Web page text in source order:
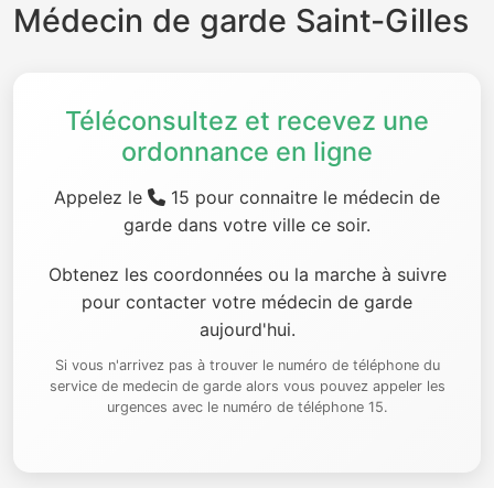
Médecin de garde Saint-Gilles
Téléconsultez et recevez une
ordonnance en ligne
Appelez le
15 pour connaitre le médecin de
garde dans votre ville ce soir.
Obtenez les coordonnées ou la marche à suivre
pour contacter votre médecin de garde
aujourd'hui.
Si vous n'arrivez pas à trouver le numéro de téléphone du
service de medecin de garde alors vous pouvez appeler les
urgences avec le numéro de téléphone 15.